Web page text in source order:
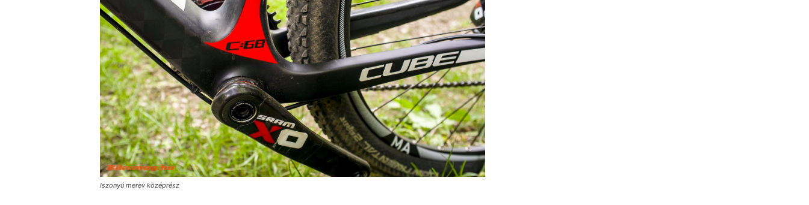
Iszonyú merev középrész